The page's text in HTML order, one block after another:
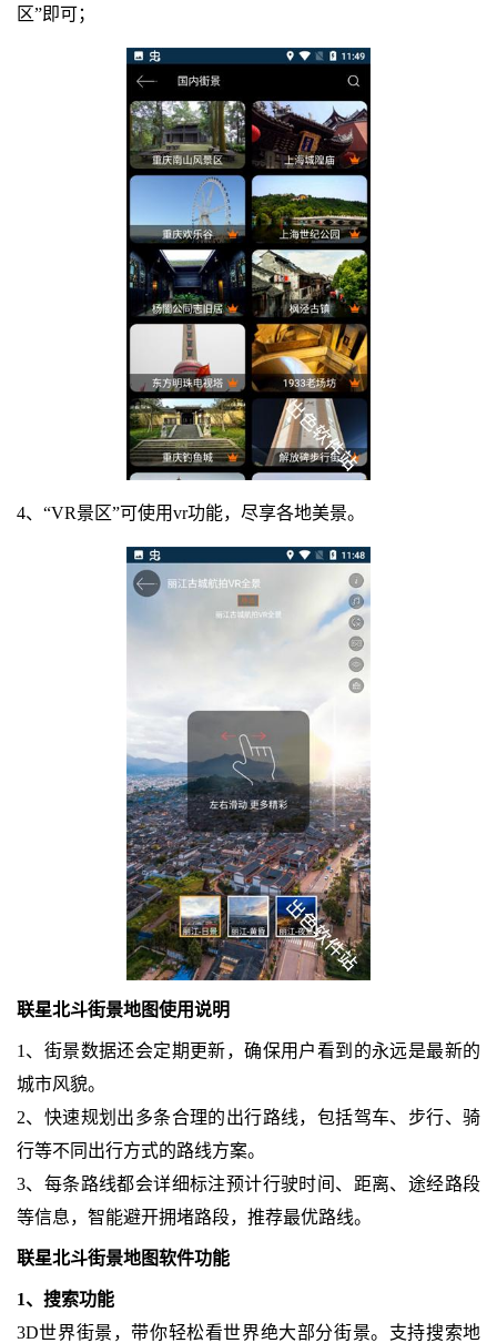
区”即可；
4、“VR景区”可使用vr功能，尽享各地美景。
联星北斗街景地图使用说明
1、街景数据还会定期更新，确保用户看到的永远是最新的
城市风貌。
2、快速规划出多条合理的出行路线，包括驾车、步行、骑
行等不同出行方式的路线方案。
3、每条路线都会详细标注预计行驶时间、距离、途经路段
等信息，智能避开拥堵路段，推荐最优路线。
联星北斗街景地图软件功能
1、搜索功能
3D世界街景，带你轻松看世界绝大部分街景。支持搜索地